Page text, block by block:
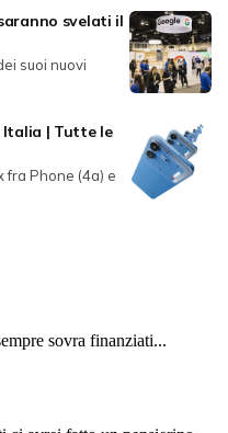
svelati il
suoi nuovi
Italia | Tutte le
fra Phone (4a) e